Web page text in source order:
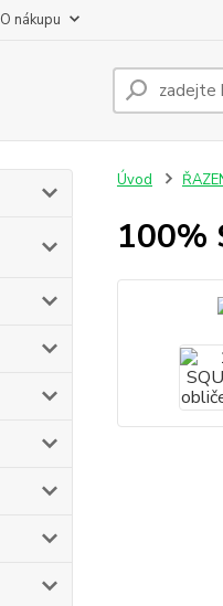
O nákupu
Úvod
100%